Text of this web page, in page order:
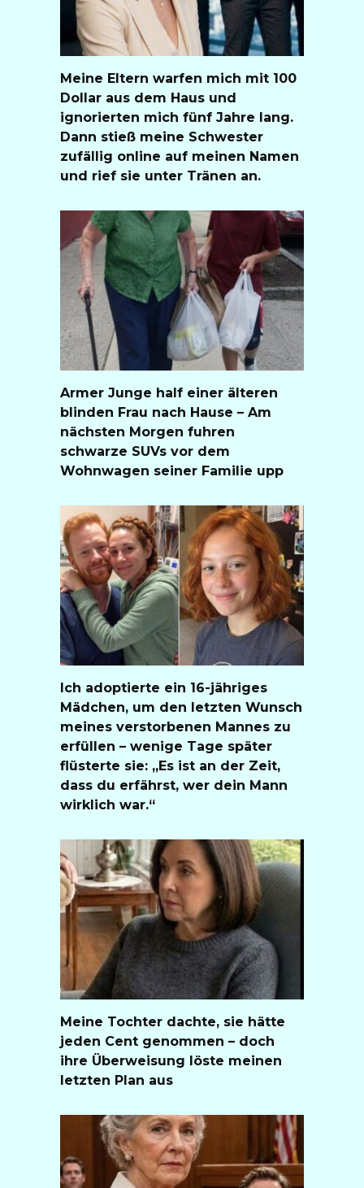
Meine Eltern warfen mich mit 100
Dollar aus dem Haus und
ignorierten mich fünf Jahre lang.
Dann stieß meine Schwester
zufällig online auf meinen Namen
und rief sie unter Tränen an.
Armer Junge half einer älteren
blinden Frau nach Hause – Am
nächsten Morgen fuhren
schwarze SUVs vor dem
Wohnwagen seiner Familie upp
Ich adoptierte ein 16-jähriges
Mädchen, um den letzten Wunsch
meines verstorbenen Mannes zu
erfüllen – wenige Tage später
flüsterte sie: „Es ist an der Zeit,
dass du erfährst, wer dein Mann
wirklich war.“
Meine Tochter dachte, sie hätte
jeden Cent genommen – doch
ihre Überweisung löste meinen
letzten Plan aus